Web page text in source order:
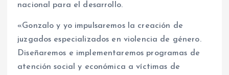
nacional para el desarrollo.
«Gonzalo y yo impulsaremos la creación de
juzgados especializados en violencia de género.
Diseñaremos e implementaremos programas de
atención social y económica a víctimas de